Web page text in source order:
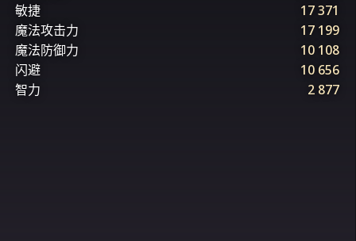
敏捷
17 371
魔法攻击力
17 199
魔法防御力
10 108
闪避
10 656
智力
2 877